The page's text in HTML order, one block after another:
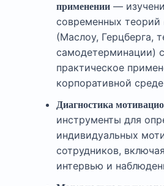
применении —
современных теорий
(Маслоу, Герцберга,
самодетерминации)
практическое
корпоративной
Диагностика
инструменты для
индивидуальных
сотрудников,
интервью и